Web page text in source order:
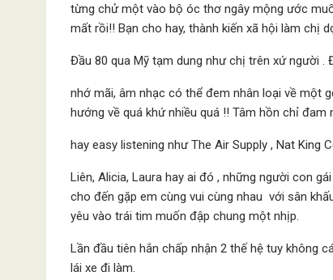
từng chử một vào bộ óc thơ ngây mộng ước
mất rồi!! Bạn cho hay, thành kiến xã hội làm chị
Đầu 80 qua Mỹ tạm dung như chị trên xứ người .
nhớ mãi, âm nhạc có thể đem nhân loại về một
hướng về quá khứ nhiều quá !! Tâm hồn chỉ
hay easy listening như The Air Supply , Nat King
Liên, Alicia, Laura hay ai đó , những người con
cho đến gặp em cùng vui cùng nhau với sân
yêu vào trái tim muốn đập chung một nhịp.
Lần đầu tiên hắn chấp nhận 2 thế hệ tuy không
lái xe đi làm.